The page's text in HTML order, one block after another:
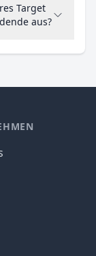
Target
aus?